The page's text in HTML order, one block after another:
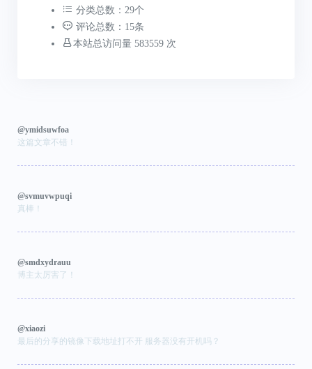
分类总数：29个
评论总数：15条
本站总访问量 583559 次
@ymidsuwfoa
这篇文章不错！
@svmuvwpuqi
真棒！
@smdxydrauu
博主太厉害了！
@xiaozi
最后的分享的镜像下载地址打不开 服务器没有开机吗？